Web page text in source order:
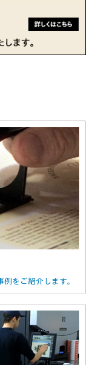
をご紹介します。